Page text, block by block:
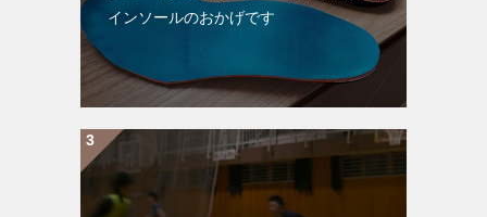
インソールのおかげです